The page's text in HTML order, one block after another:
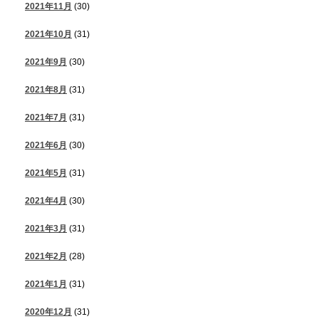
2021年11月 (30)
2021年10月 (31)
2021年9月 (30)
2021年8月 (31)
2021年7月 (31)
2021年6月 (30)
2021年5月 (31)
2021年4月 (30)
2021年3月 (31)
2021年2月 (28)
2021年1月 (31)
2020年12月 (31)